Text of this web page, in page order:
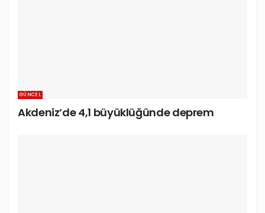
GÜNCEL
Akdeniz’de 4,1 büyüklüğünde deprem